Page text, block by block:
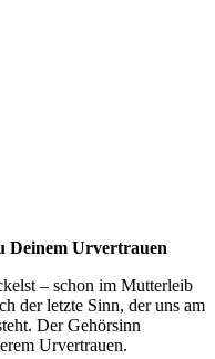
Deinem Urvertrauen
– schon im Mutterleib
der letzte Sinn, der uns am
Der Gehörsinn
Urvertrauen.